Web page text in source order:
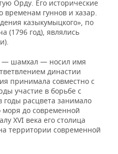
Орду. Его исторические
временам гуннов и хазар.
казыкумыцкого», по
(1796 год), являлись
— шамхал — носил имя
династии
принимала совместно с
участие в борьбе с
расцвета занимало
моря до современной
XVI века его столица
территории современной